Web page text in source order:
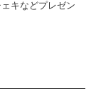
キなどプレゼン